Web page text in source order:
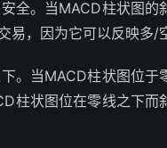
全。当MACD柱状图的
，因为它可以反映多/
。当MACD柱状图位于
柱状图位在零线之下而